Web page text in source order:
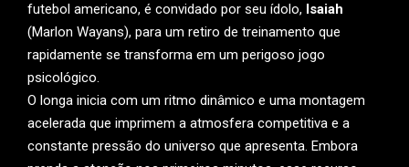
futebol americano, é convidado por seu ídolo, Isaiah
(Marlon Wayans), para um retiro de treinamento que
rapidamente se transforma em um perigoso jogo
psicológico.
O longa inicia com um ritmo dinâmico e uma montagem
acelerada que imprimem a atmosfera competitiva e a
constante pressão do universo que apresenta. Embora